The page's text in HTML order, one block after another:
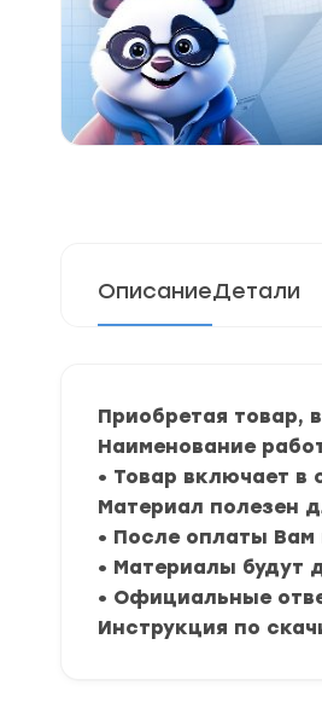
ОписаниеДетали
Приобретая товар,
Наименование
• Товар включает в
Материал полезен
• После оплаты Вам
• Материалы будут
• Официальные
Инструкция по